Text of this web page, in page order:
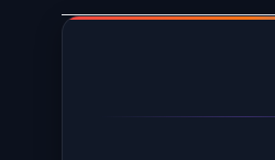
ou d'usurpation